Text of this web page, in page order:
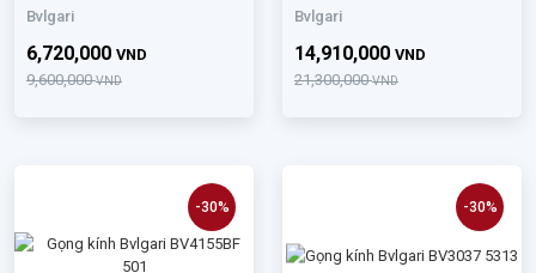
Bvlgari
9,600,000VND
6,720,000 VND
Bvlgari
21,300,000VND
14,910,000 VND
-30% -30%